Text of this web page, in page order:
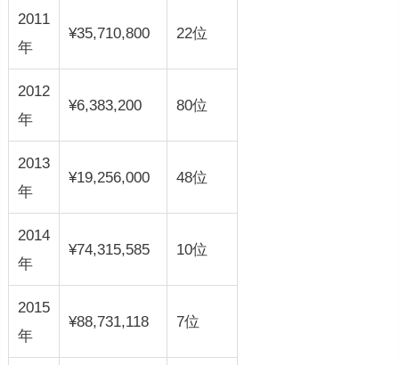
2011
年
¥35,710,800 22位
2012
年
¥6,383,200 80位
2013
年
¥19,256,000 48位
2014
年
¥74,315,585 10位
2015
年
¥88,731,118 7位